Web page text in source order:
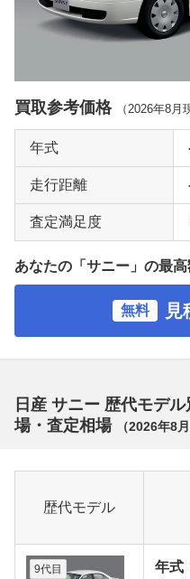
買取参考価格 （ 2026年8月
年式
走行距離
査定満足度
あなたの「サニー」の最
無料 見
日産 サニー 歴代モデ
場・査定相場
（2026年8月
歴代モデル
9代目
年式